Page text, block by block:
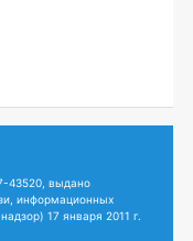
43520, выдано
информационных
17 января 2011 г.